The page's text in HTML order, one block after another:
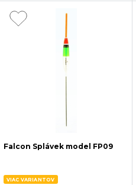
Falcon Splávek model FP09
VIAC VARIANTOV